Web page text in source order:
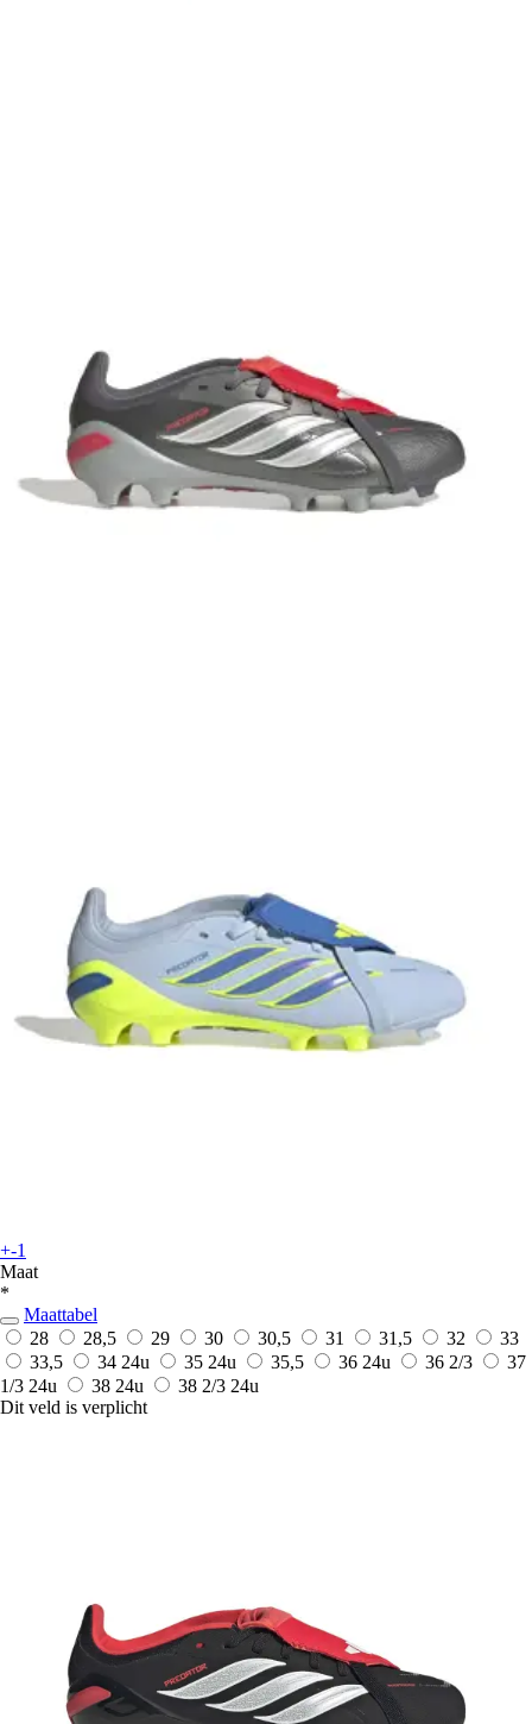
+-1
Maat
*
Maattabel
28
28,5 29 30 30,5 31 31,5 32
33
33,5
34 24u 35 24u 35,5 36 24u 36 2/3
37
1/3 24u 38 24u 38 2/3 24u
Dit veld is verplicht